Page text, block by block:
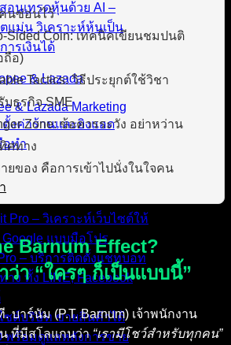
อนเทรดหุ้นด้วย AI –
แม่น วิเคราะห์หุ้นเป็น
ารเงินได้
& Lazada
& Lazada Marketing
ตั้งค่าร้านและยิงแอด
อทำ
Pro – วิเคราะห์เว็บไซต์ให้
แบบมือโปร
– บริการติดตั้งแชทบอท
ง ทั้ง LINE, Facebook
ซต์บริษัท ขายสินค้าได้
พร้อมดูแลหลังการขาย
คนซ่อนไว้
Sided Coin: เทคนิคเขียนชมปนติ
ถือ)
Tactics: วิธีประยุกต์ใช้วิชา
ธุรกิจ SME
Zone: ข้อควรระวัง อย่าหว่าน
ศทาง
ยของ คือการเข้าไปนั่งในใจคน
Barnum Effect?
า “ใครๆ ก็เป็นแบบนี้”
าร์นัม (P.T. Barnum) เจ้าพนักงาน
ที่มีสโลแกนว่า“เรามีโชว์สำหรับทุกคน”